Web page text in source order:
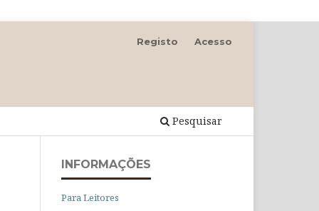
Pesquisar
Registo Acesso
INFORMAÇÕES
Para Leitores